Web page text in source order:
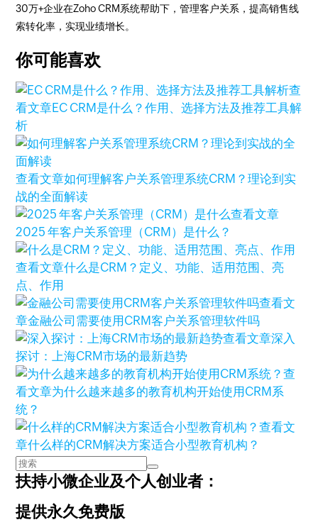
30万+企业在Zoho CRM系统帮助下，管理客户关系，提高销售线
索转化率，实现业绩增长。
你可能喜欢
查
看文章EC CRM是什么？作用、选择方法及推荐工具解
析
查看文章如何理解客户关系管理系统CRM？理论到实
战的全面解读
查看文章
2025 年客户关系管理（CRM）是什么？
查看文章什么是CRM？定义、功能、适用范围、亮
点、作用
查看文
章金融公司需要使用CRM客户关系管理软件吗
查看文章深入
探讨：上海CRM市场的最新趋势
查
看文章为什么越来越多的教育机构开始使用CRM系
统？
查看文
章什么样的CRM解决方案适合小型教育机构？
扶持小微企业及个人创业者：
提供永久免费版